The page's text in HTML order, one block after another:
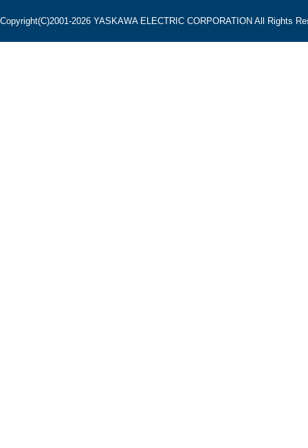
Copyright(C)2001‐2026 YASKAWA ELECTRIC CORPORATION All Rights